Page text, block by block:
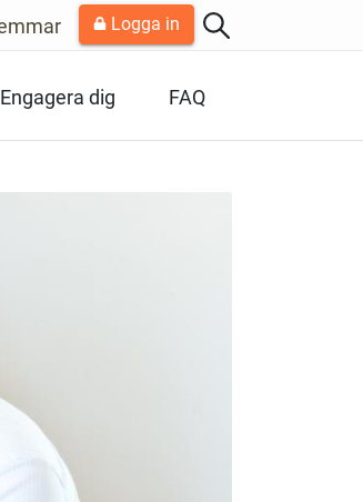
Logga in
Engagera dig FAQ